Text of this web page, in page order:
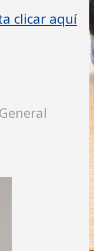
clicar aquí
General